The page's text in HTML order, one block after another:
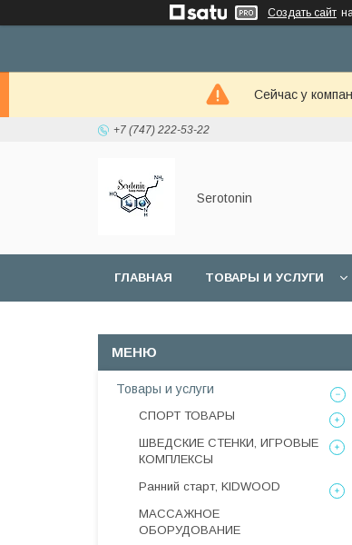
Создать сайт
Сейчас у
+7 (747) 222-53-22
Serotonin
ГЛАВНАЯ ТОВАРЫ И УСЛУГИ
Товары и услуги
СПОРТ ТОВАРЫ
ШВЕДСКИЕ СТЕНКИ, ИГРОВЫЕ
КОМПЛЕКСЫ
Ранний старт, KIDWOOD
МАССАЖНОЕ
ОБОРУДОВАНИЕ